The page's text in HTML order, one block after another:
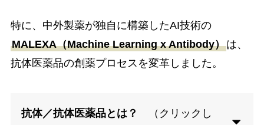
特に、中外製薬が独自に構築したAI技術の
MALEXA（Machine Learning x Antibody）は、
抗体医薬品の創薬プロセスを変革しました。
抗体／抗体医薬品とは？
（クリックし